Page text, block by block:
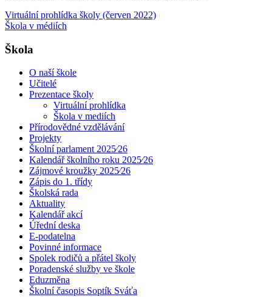
Virtuální prohlídka školy (červen 2022)
Škola v médiích
Škola
O naší škole
Učitelé
Prezentace školy
Virtuální prohlídka
Škola v mediích
Přírodovědné vzdělávání
Projekty
Školní parlament 2025⁄26
Kalendář školního roku 2025⁄26
Zájmové kroužky 2025⁄26
Zápis do 1. třídy
Školská rada
Aktuality
Kalendář akcí
Úřední deska
E-podatelna
Povinné informace
Spolek rodičů a přátel školy
Poradenské služby ve škole
Eduzměna
Školní časopis Soptík Sváťa